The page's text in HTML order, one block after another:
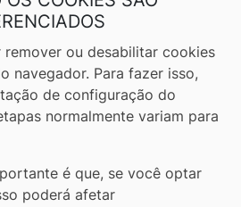
ou desabilitar cookies
navegador. Para fazer isso,
de configuração do
normalmente variam para
é que, se você optar
poderá afetar